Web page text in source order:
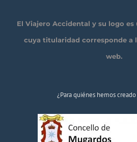
El Viajero Accidental y su logo
cuya titularidad corresponde a
web.
¿Para quiénes hemos